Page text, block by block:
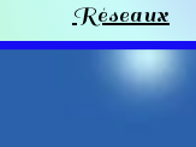
Réseaux